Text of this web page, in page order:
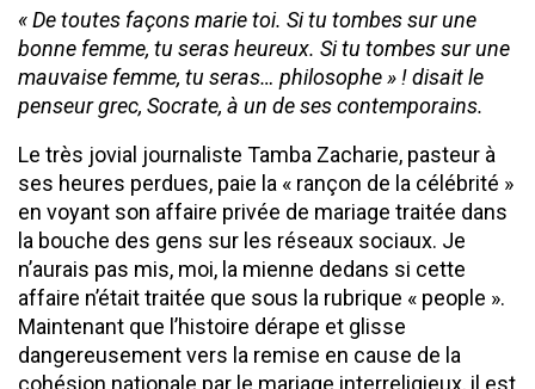
« De toutes façons marie toi. Si tu tombes sur une
bonne femme, tu seras heureux. Si tu tombes sur une
mauvaise femme, tu seras… philosophe » ! disait le
penseur grec, Socrate, à un de ses contemporains.
Le très jovial journaliste Tamba Zacharie, pasteur à
ses heures perdues, paie la « rançon de la célébrité »
en voyant son affaire privée de mariage traitée dans
la bouche des gens sur les réseaux sociaux. Je
n’aurais pas mis, moi, la mienne dedans si cette
affaire n’était traitée que sous la rubrique « people ».
Maintenant que l’histoire dérape et glisse
dangereusement vers la remise en cause de la
cohésion nationale par le mariage interreligieux, il est